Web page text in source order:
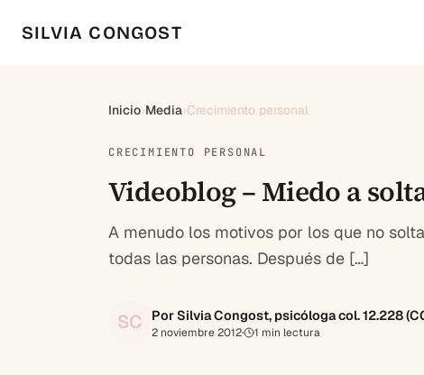
SILVIA CONGOST
Inicio›Media›Crecimiento personal
CRECIMIENTO PERSONAL
Videoblog – Miedo a
A menudo los motivos por los que no
todas las personas. Después de […]
SC Por Silvia Congost, psicóloga col. 12.228
2 noviembre 2012· 1 min lectura